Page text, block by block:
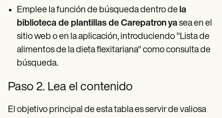
Emplee la función de búsqueda dentro de la
biblioteca de plantillas de Carepatronyasea en el
sitio web o en la aplicación, introduciendo "Lista de
alimentos de la dieta flexitariana" como consulta de
búsqueda.
Paso 2. Lea el contenido
El objetivo principal de esta tabla es servir de valiosa